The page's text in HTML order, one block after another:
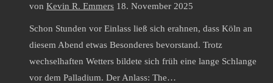
von Kevin R. Emmers 18. November 2025
Schon Stunden vor Einlass ließ sich erahnen, dass Köln an
diesem Abend etwas Besonderes bevorstand. Trotz
wechselhaften Wetters bildete sich früh eine lange Schlange
vor dem Palladium. Der Anlass: The…